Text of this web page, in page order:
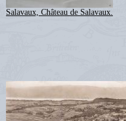
Salavaux, Château de Salavaux.